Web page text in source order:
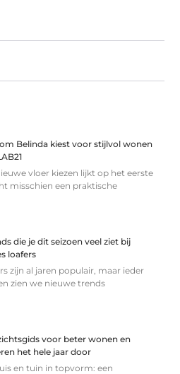
Belinda kiest voor stijlvol wonen
vloer kiezen lijkt op het eerste
misschien een praktische
die je dit seizoen veel ziet bij
loafers
zijn al jaren populair, maar ieder
zien we nieuwe trends
voor beter wonen en
het hele jaar door
en tuin in topvorm: een